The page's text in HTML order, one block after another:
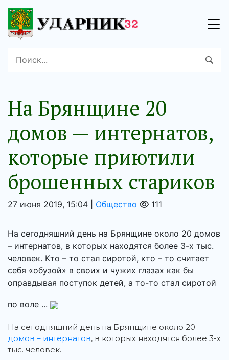
На Брянщине 20
домов — интернатов,
которые приютили
брошенных стариков
27 июня 2019, 15:04 | Общество 111
На сегодняшний день на Брянщине около 20 домов
– интернатов, в которых находятся более 3-х тыс.
человек. Кто – то стал сиротой, кто – то считает
себя «обузой» в своих и чужих глазах как бы
оправдывая поступок детей, а то-то стал сиротой
по воле ...
На сегодняшний день на Брянщине около 20
домов – интернатов, в которых находятся более 3-х
тыс. человек.